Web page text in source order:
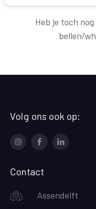
Heb je toch
bellen/
Volg ons ook op:
Contact
Assendelft